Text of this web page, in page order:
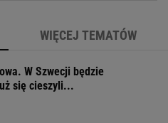
WIĘCEJ TEMATÓW
W Szwecji będzie
się cieszyli...